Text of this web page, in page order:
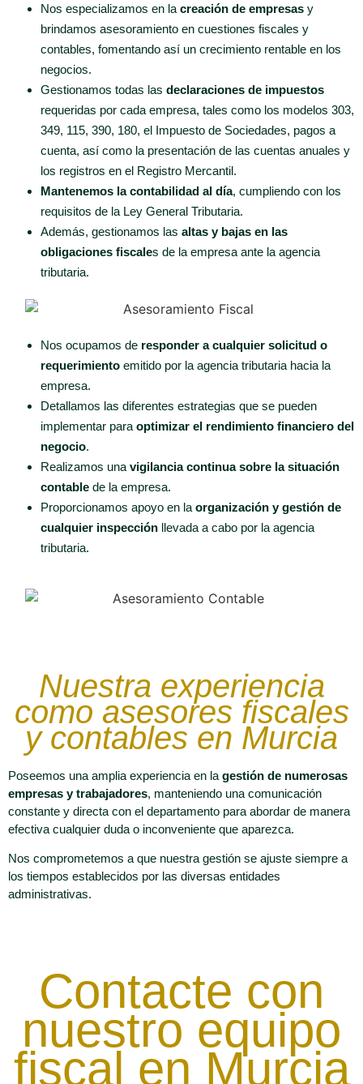
Nos especializamos en la creación de empresas y
brindamos asesoramiento en cuestiones fiscales y
contables, fomentando así un crecimiento rentable en los
negocios.
Gestionamos todas las declaraciones de impuestos
requeridas por cada empresa, tales como los modelos 303,
349, 115, 390, 180, el Impuesto de Sociedades, pagos a
cuenta, así como la presentación de las cuentas anuales y
los registros en el Registro Mercantil.
Mantenemos la contabilidad al día, cumpliendo con los
requisitos de la Ley General Tributaria.
Además, gestionamos las altas y bajas en las
obligaciones fiscales de la empresa ante la agencia
tributaria.
Nos ocupamos de responder a cualquier solicitud o
requerimiento emitido por la agencia tributaria hacia la
empresa.
Detallamos las diferentes estrategias que se pueden
implementar paraoptimizar el rendimiento financiero del
negocio.
Realizamos unavigilancia continua sobre la situación
contable de la empresa.
Proporcionamos apoyo en laorganización y gestión de
cualquier inspección llevada a cabo por la agencia
tributaria.
Nuestra experiencia
como asesores fiscales
y contables en Murcia
Poseemos una amplia experiencia en la gestión de numerosas
empresas y trabajadores, manteniendo una comunicación
constante y directa con el departamento para abordar de manera
efectiva cualquier duda o inconveniente que aparezca.
Nos comprometemos a que nuestra gestión se ajuste siempre a
los tiempos establecidos por las diversas entidades
administrativas.
Contacte con
nuestro equipo
fiscal en Murcia